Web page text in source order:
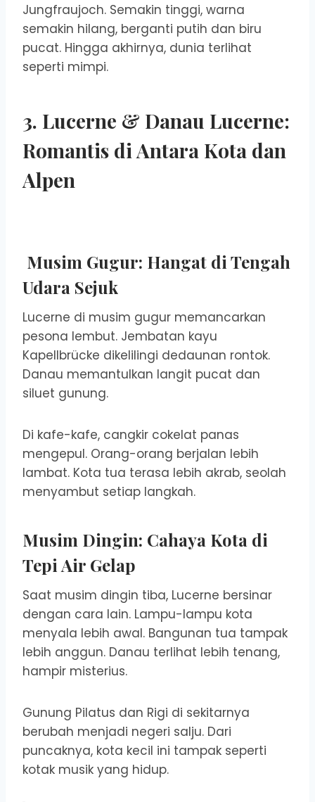
Jungfraujoch. Semakin tinggi, warna
semakin hilang, berganti putih dan biru
pucat. Hingga akhirnya, dunia terlihat
seperti mimpi.
3. Lucerne & Danau Lucerne:
Romantis di Antara Kota dan
Alpen
Musim Gugur: Hangat di Tengah
Udara Sejuk
Lucerne di musim gugur memancarkan
pesona lembut. Jembatan kayu
Kapellbrücke dikelilingi dedaunan rontok.
Danau memantulkan langit pucat dan
siluet gunung.
Di kafe-kafe, cangkir cokelat panas
mengepul. Orang-orang berjalan lebih
lambat. Kota tua terasa lebih akrab, seolah
menyambut setiap langkah.
Musim Dingin: Cahaya Kota di
Tepi Air Gelap
Saat musim dingin tiba, Lucerne bersinar
dengan cara lain. Lampu-lampu kota
menyala lebih awal. Bangunan tua tampak
lebih anggun. Danau terlihat lebih tenang,
hampir misterius.
Gunung Pilatus dan Rigi di sekitarnya
berubah menjadi negeri salju. Dari
puncaknya, kota kecil ini tampak seperti
kotak musik yang hidup.